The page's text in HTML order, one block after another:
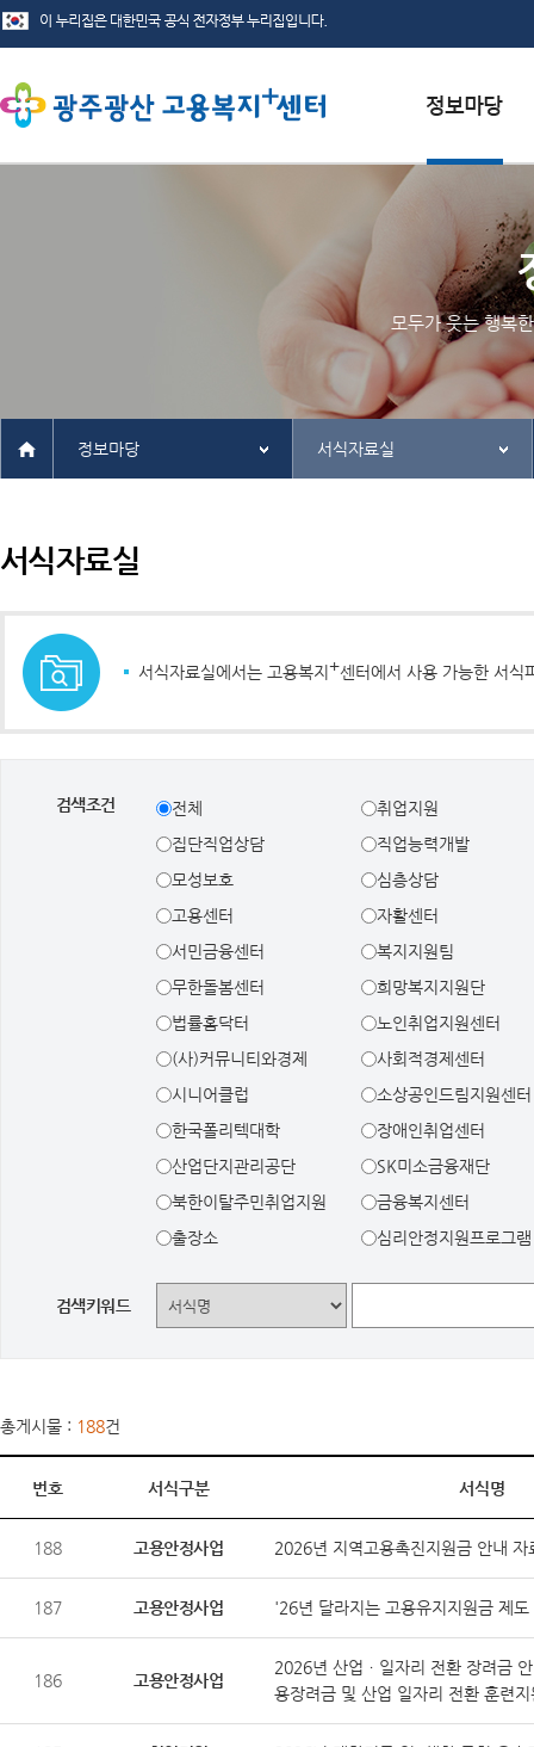
채용정보
인재정보
관련사이트
모두가 웃는 행복
정보마당 서식자료실
서식자료실
서식자료실에서는 고용복지 +센터에서 사용 가능한 서식
검색조건 전체
취업지원
집단직업상담
직업능력개발
모성보호
심층상담
고용센터
자활센터
서민금융센터
복지지원팀
무한돌봄센터
희망복지지원단
법률홈닥터
노인취업지원센터
(사)커뮤니티와경제
사회적경제센터
시니어클럽
소상공인드림지원센터
한국폴리텍대학
장애인취업센터
산업단지관리공단
SK미소금융재단
북한이탈주민취업지원
금융복지센터
출장소
심리안정지원프로그램
검색키워드
총게시물 : 188건
번호 서식구분 서식명
188 고용안정사업 2026년 지역고용촉진지원금 안내 자
187 고용안정사업 '26년 달라지는 고용유지지원금 제
186 고용안정사업
2026년 산업ㆍ일자리 전환 장려금
용장려금 및 산업 일자리 전환 훈련